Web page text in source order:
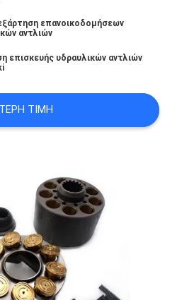
επανοικοδομήσεων
αντλιών
επισκευής υδραυλικών αντλιών
ΤΙΜΉ